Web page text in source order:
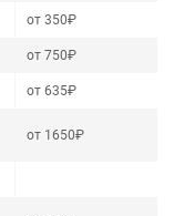
от 350₽
от 750₽
от 635₽
от 1650₽